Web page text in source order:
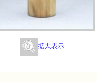
拡大表示